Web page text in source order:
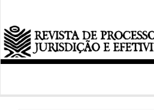
Conteúdo
principal
Barra
Lateral